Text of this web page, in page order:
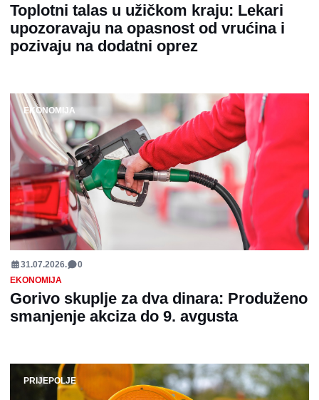
Toplotni talas u užičkom kraju: Lekari
upozoravaju na opasnost od vrućina i
pozivaju na dodatni oprez
EKONOMIJA
31.07.2026.
0
EKONOMIJA
Gorivo skuplje za dva dinara: Produženo
smanjenje akciza do 9. avgusta
PRIJEPOLJE